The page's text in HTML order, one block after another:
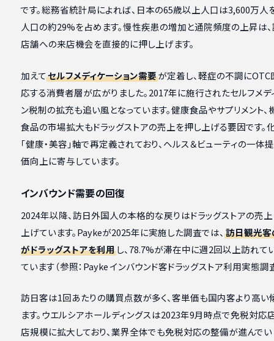
です。総務省統計局によれば、日本の65歳以上人口は3,600万人
人口の約29%を占めます。慢性疾患の増加と通院頻度の上昇は
店舗への来店機会を直接的に押し上げます。
加えてセルフメディケーション需要が定着し、軽症の不調に
応する消費者層が広がりました。2017年に施行されたセルフメデ
ン税制の拡充も追い風となっています。健康食品やサプリメント
食品の市場拡大もドラッグストアの売上を押し上げる要因です。
「健康・美容」軸で再定義されており、ヘルス＆ビューティの一体
価向上に寄与しています。
インバウンド需要の回復
2024年以降、訪日外国人の本格的な戻りはドラッグストアの売
上げています。Paykeが2025年に実施した調査では、 訪日観光
がドラッグストアを利用し、78.7%が滞在中に週2回以上訪れて
ています（参照：Payke インバウンド客ドラッグストア利用実態調
訪日客は1回あたりの購買点数が多く、客単価も国内客より高い
ます。ウエルシアホールディングスは2023年9月時点で免税対応
店規模に拡大しており、業界全体でも免税対応の整備が進んでい